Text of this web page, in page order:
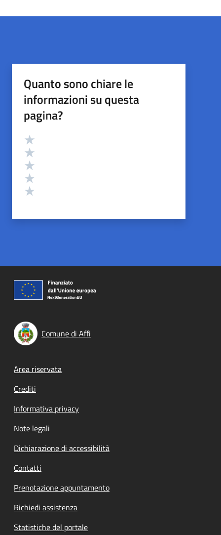
Quanto sono chiare le
informazioni su questa
pagina?
Valutazione
Comune di Affi
Footer menu
Area riservata
Crediti
Informativa privacy
Note legali
Dichiarazione di accessibilità
Contatti
Prenotazione appuntamento
Richiedi assistenza
Statistiche del portale